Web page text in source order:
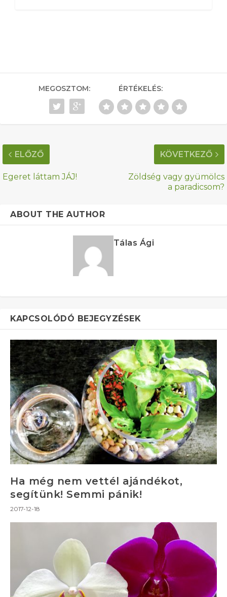
MEGOSZTOM: ÉRTÉKELÉS:
ELŐZŐ
Egeret láttam JÁJ!
KÖVETKEZŐ
Zöldség vagy gyümölcs
a paradicsom?
ABOUT THE AUTHOR
Tálas Ági
KAPCSOLÓDÓ BEJEGYZÉSEK
Ha még nem vettél ajándékot,
segítünk! Semmi pánik!
2017-12-18